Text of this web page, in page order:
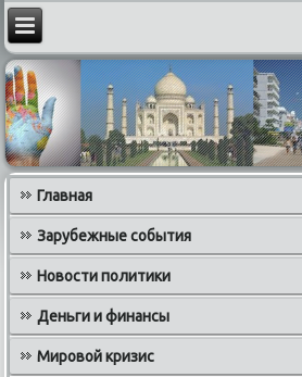
Главная
Зарубежные события
Новости политики
Деньги и финансы
Мировой кризис